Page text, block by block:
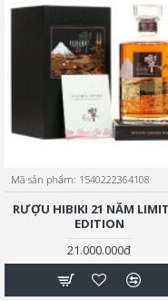
Mã sản phẩm: 1540222364108
RƯỢU HIBIKI 21 NĂM
EDITION
21.000.000đ